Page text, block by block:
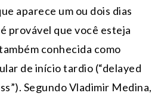
aparece um ou dois dias
provável que você esteja
conhecida como
de início tardio (“delayed
Segundo Vladimir Medina,